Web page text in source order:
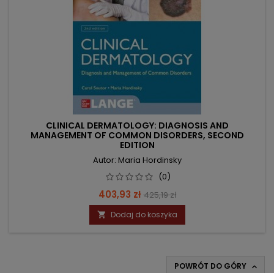
CLINICAL DERMATOLOGY: DIAGNOSIS AND
MANAGEMENT OF COMMON DISORDERS, SECOND
EDITION
Autor: Maria Hordinsky
(0)
Cena
403,93 zł Cena
podstawowa
425,19 zł
 Dodaj do koszyka
POWRÓT DO GÓRY 